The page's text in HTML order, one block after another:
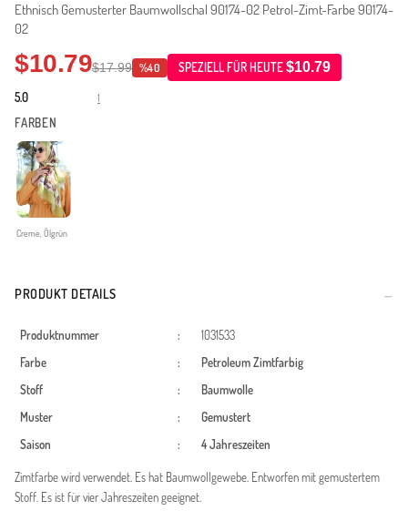
Ethnisch Gemusterter Baumwollschal 90174-02 Petrol-Zimt-Farbe 90174-
02
$10.79$17.99 %40 SPEZIELL FÜR HEUTE$10.79
5.0 1
FARBEN
Creme, Ölgrün
PRODUKT DETAILS
Produktnummer :
1031533
Farbe
: PetroleumZimtfarbig
Stoff
:
Baumwolle
Muster
:
Gemustert
Saison
: 4 Jahreszeiten
Zimtfarbe wird verwendet. Es hat Baumwollgewebe. Entworfen mit gemustertem
Stoff. Es ist für vier Jahreszeiten geeignet.